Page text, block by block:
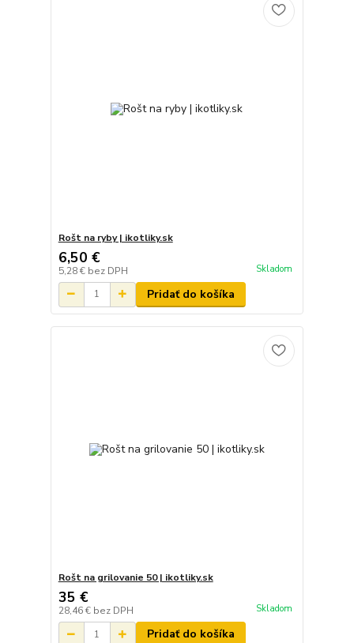
Rošt na ryby | ikotliky.sk
6,50 €
5,28 € bez DPH Skladom
Pridať do košíka
Rošt na grilovanie 50 | ikotliky.sk
35 €
28,46 € bez DPH Skladom
Pridať do košíka